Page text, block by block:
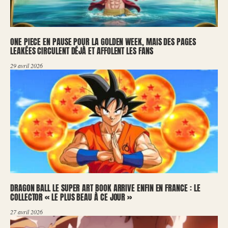
ONE PIECE EN PAUSE POUR LA GOLDEN WEEK, MAIS DES PAGES
LEAKÉES CIRCULENT DÉJÀ ET AFFOLENT LES FANS
29 avril 2026
DRAGON BALL LE SUPER ART BOOK ARRIVE ENFIN EN FRANCE : LE
COLLECTOR « LE PLUS BEAU À CE JOUR »
27 avril 2026